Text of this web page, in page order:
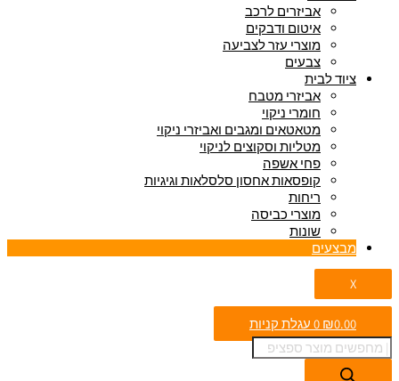
אביזרים לרכב
איטום ודבקים
מוצרי עזר לצביעה
צבעים
ציוד לבית
אביזרי מטבח
חומרי ניקוי
מטאטאים ומגבים ואביזרי ניקוי
מטליות וסקוצים לניקוי
פחי אשפה
קופסאות אחסון סלסלאות וגיגיות
ריחות
מוצרי כביסה
שונות
מבצעים
X
₪0.00
0 עגלת קניות